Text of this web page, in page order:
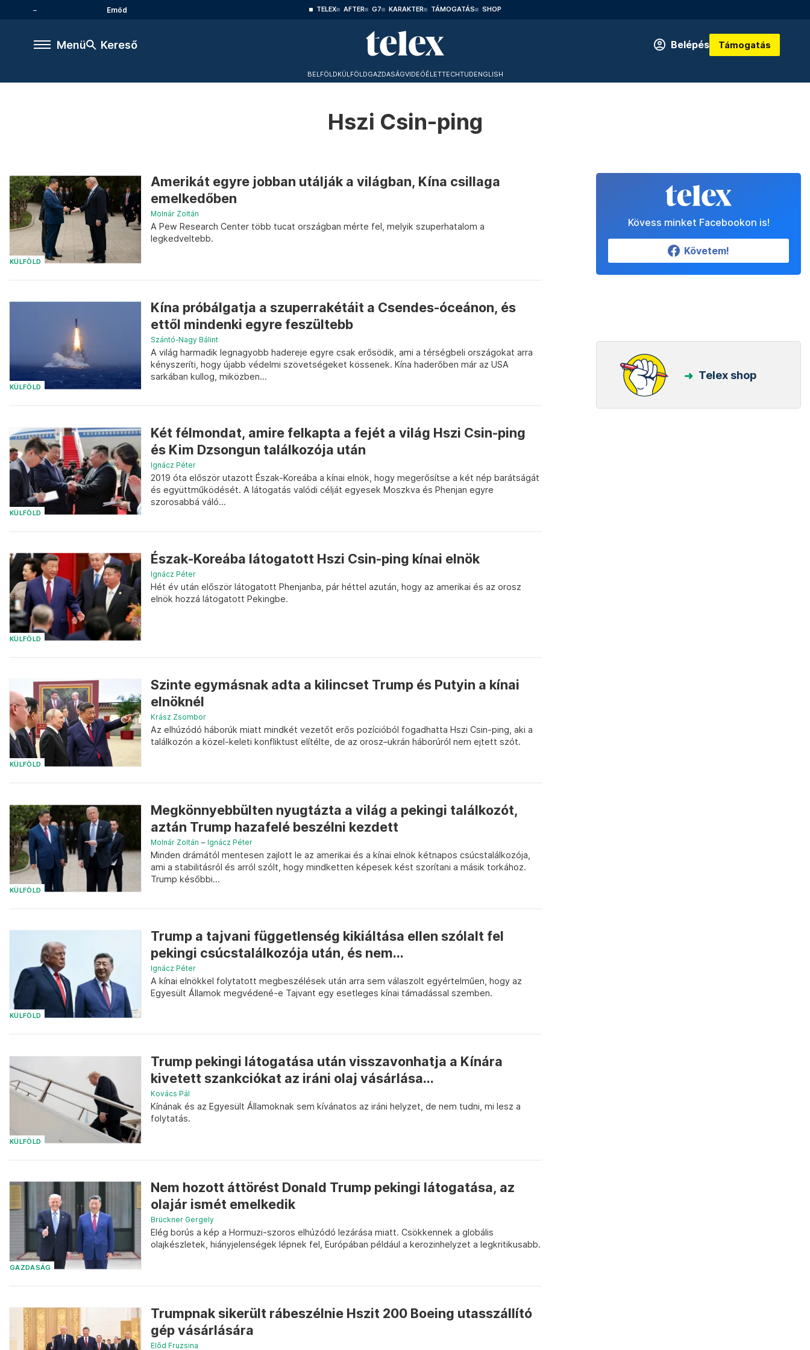
Emőd TELEX AFTER G7 KARAKTER TÁMOGATÁS SHOP
Menü Kereső Belépés Támogatás
BELFÖLDKÜLFÖLDGAZDASÁGVIDEÓÉLETTECHTUDENGLISH
Hszi Csin-ping
KÜLFÖLD
Amerikát egyre jobban utálják a világban, Kína csillaga
emelkedőben
Molnár Zoltán
A Pew Research Center több tucat országban mérte fel, melyik szuperhatalom a
legkedveltebb.
KÜLFÖLD
Kína próbálgatja a szuperrakétáit a Csendes-óceánon, és
ettől mindenki egyre feszültebb
Szántó-Nagy Bálint
A világ harmadik legnagyobb hadereje egyre csak erősödik, ami a térségbeli országokat arra
kényszeríti, hogy újabb védelmi szövetségeket kössenek. Kína haderőben már az USA
sarkában kullog, miközben...
KÜLFÖLD
Két félmondat, amire felkapta a fejét a világ Hszi Csin-ping
és Kim Dzsongun találkozója után
Ignácz Péter
2019 óta először utazott Észak-Koreába a kínai elnök, hogy megerősítse a két nép barátságát
és együttműködését. A látogatás valódi célját egyesek Moszkva és Phenjan egyre
szorosabbá váló...
KÜLFÖLD
Észak-Koreába látogatott Hszi Csin-ping kínai elnök
Ignácz Péter
Hét év után először látogatott Phenjanba, pár héttel azután, hogy az amerikai és az orosz
elnök hozzá látogatott Pekingbe.
KÜLFÖLD
Szinte egymásnak adta a kilincset Trump és Putyin a kínai
elnöknél
Krász Zsombor
Az elhúzódó háborúk miatt mindkét vezetőt erős pozícióból fogadhatta Hszi Csin-ping, aki a
találkozón a közel-keleti konfliktust elítélte, de az orosz–ukrán háborúról nem ejtett szót.
KÜLFÖLD
Megkönnyebbülten nyugtázta a világ a pekingi találkozót,
aztán Trump hazafelé beszélni kezdett
Molnár Zoltán – Ignácz Péter
Minden drámától mentesen zajlott le az amerikai és a kínai elnök kétnapos csúcstalálkozója,
ami a stabilitásról és arról szólt, hogy mindketten képesek kést szorítani a másik torkához.
Trump későbbi...
KÜLFÖLD
Trump a tajvani függetlenség kikiáltása ellen szólalt fel
pekingi csúcstalálkozója után, és nem...
Ignácz Péter
A kínai elnökkel folytatott megbeszélések után arra sem válaszolt egyértelműen, hogy az
Egyesült Államok megvédené-e Tajvant egy esetleges kínai támadással szemben.
KÜLFÖLD
Trump pekingi látogatása után visszavonhatja a Kínára
kivetett szankciókat az iráni olaj vásárlása...
Kovács Pál
Kínának és az Egyesült Államoknak sem kívánatos az iráni helyzet, de nem tudni, mi lesz a
folytatás.
GAZDASÁG
Nem hozott áttörést Donald Trump pekingi látogatása, az
olajár ismét emelkedik
Brückner Gergely
Elég borús a kép a Hormuzi-szoros elhúzódó lezárása miatt. Csökkennek a globális
olajkészletek, hiányjelenségek lépnek fel, Európában például a kerozinhelyzet a legkritikusabb.
Trumpnak sikerült rábeszélnie Hszit 200 Boeing utasszállító
gép vásárlására
Előd Fruzsina
Kövess minket Facebookon is!
Követem!
Telex shop